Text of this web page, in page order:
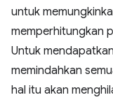
untuk
memperhitungkan
Untuk
memindahkan
hal itu akan